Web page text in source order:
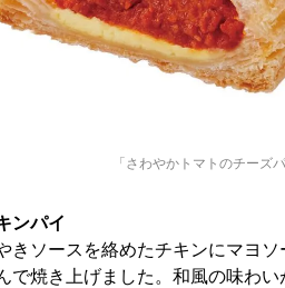
「さわやかトマトのチーズパ
ンパイ
きソースを絡めたチキンにマヨ
で焼き上げました。​和風の味わい